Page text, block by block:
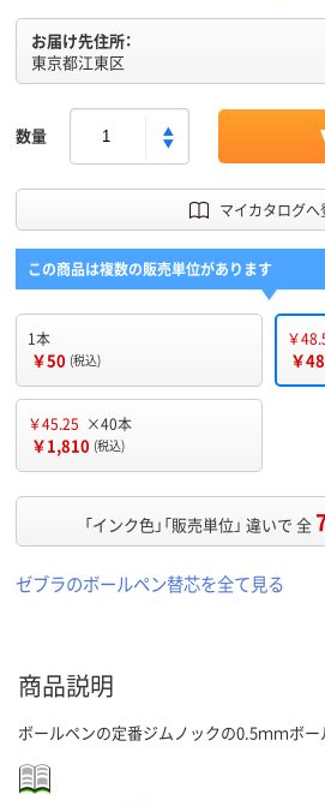
お届け先住所：
東京都江東区
数量
マイカタログへ
この商品は複数の販売単位があります
1本
￥50 (税込)
￥
￥
￥45.25 ×40本
￥1,810 (税込)
「インク色」「販売単位」 違いで 全
ゼブラのボールペン替芯を全て見る
商品説明
ボールペンの定番ジムノックの0.5ｍｍボー